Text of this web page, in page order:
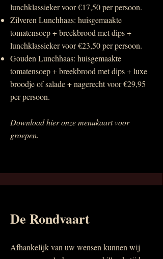
lunchklassieker voor €17,50 per persoon.
Zilveren Lunchhaas: huisgemaakte
tomatensoep + breekbrood met dips +
lunchklassieker voor €23,50 per persoon.
Gouden Lunchhaas: huisgemaakte
tomatensoep + breekbrood met dips + luxe
broodje of salade + nagerecht voor €29,95
per persoon.​
Download hier onze menukaart voor
groepen.
De Rondvaart
Afhankelijk van uw wensen kunnen wij